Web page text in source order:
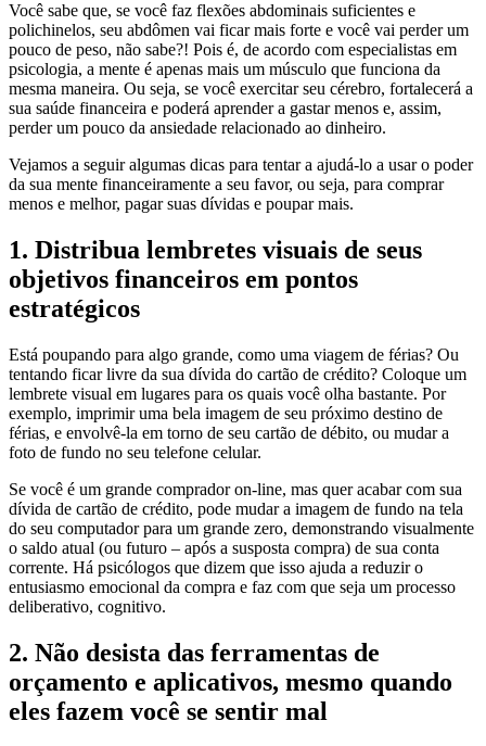
Você sabe que, se você faz flexões abdominais suficientes e
polichinelos, seu abdômen vai ficar mais forte e você vai perder um
pouco de peso, não sabe?! Pois é, de acordo com especialistas em
psicologia, a mente é apenas mais um músculo que funciona da
mesma maneira. Ou seja, se você exercitar seu cérebro, fortalecerá a
sua saúde financeira e poderá aprender a gastar menos e, assim,
perder um pouco da ansiedade relacionado ao dinheiro.
Vejamos a seguir algumas dicas para tentar a ajudá-lo a usar o poder
da sua mente financeiramente a seu favor, ou seja, para comprar
menos e melhor, pagar suas dívidas e poupar mais.
1. Distribua lembretes visuais de seus
objetivos financeiros em pontos
estratégicos
Está poupando para algo grande, como uma viagem de férias? Ou
tentando ficar livre da sua dívida do cartão de crédito? Coloque um
lembrete visual em lugares para os quais você olha bastante. Por
exemplo, imprimir uma bela imagem de seu próximo destino de
férias, e envolvê-la em torno de seu cartão de débito, ou mudar a
foto de fundo no seu telefone celular.
Se você é um grande comprador on-line, mas quer acabar com sua
dívida de cartão de crédito, pode mudar a imagem de fundo na tela
do seu computador para um grande zero, demonstrando visualmente
o saldo atual (ou futuro – após a susposta compra) de sua conta
corrente. Há psicólogos que dizem que isso ajuda a reduzir o
entusiasmo emocional da compra e faz com que seja um processo
deliberativo, cognitivo.
2. Não desista das ferramentas de
orçamento e aplicativos, mesmo quando
eles fazem você se sentir mal